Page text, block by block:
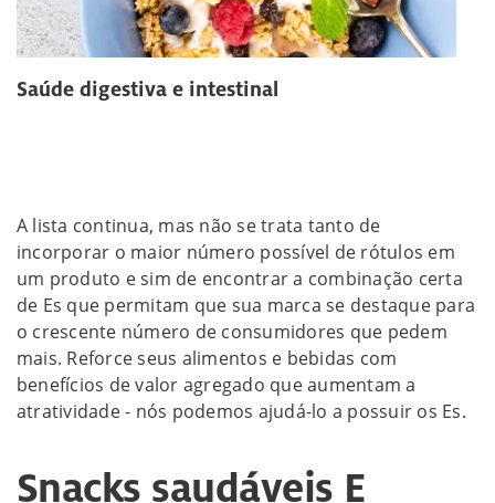
Saúde digestiva e intestinal
A lista continua, mas não se trata tanto de
incorporar o maior número possível de rótulos em
um produto e sim de encontrar a combinação certa
de Es que permitam que sua marca se destaque para
o crescente número de consumidores que pedem
mais. Reforce seus alimentos e bebidas com
benefícios de valor agregado que aumentam a
atratividade - nós podemos ajudá-lo a possuir os Es.
Snacks saudáveis E